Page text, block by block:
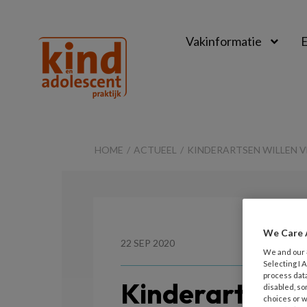
&
Vakinformatie
HOME ACTUEEL KINDERARTSEN WILLEN
22 SEP 2020
Kinderartsen
We Care
We and our
Selecting I
process
disabled,
choices or